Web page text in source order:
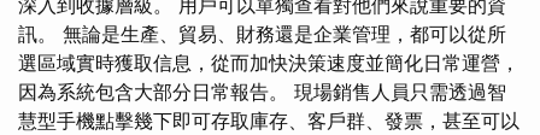
訊。 無論是生產、貿易、財務還是企業管理，都可以從所
選區域實時獲取信息，從而加快決策速度並簡化日常運營，
因為系統包含大部分日常報告。 現場銷售人員只需透過智
慧型手機點擊幾下即可存取庫存、客戶群、發票，甚至可以